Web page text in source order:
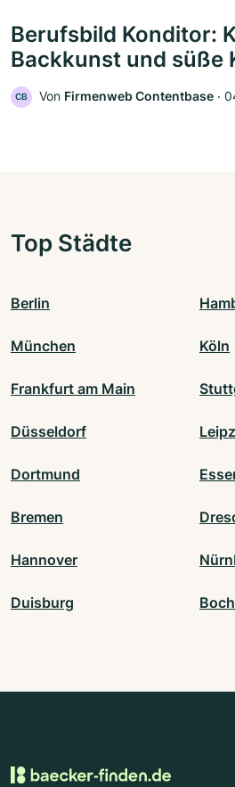
Berufsbild Konditor:
Backkunst und süße
CB Von Firmenweb Contentbase ‧
Top Städte
Berlin
München Köln
Frankfurt am Main
Düsseldorf
Dortmund
Bremen
Hannover
Duisburg